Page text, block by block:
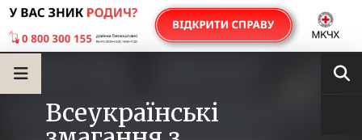
Всеукраїнські